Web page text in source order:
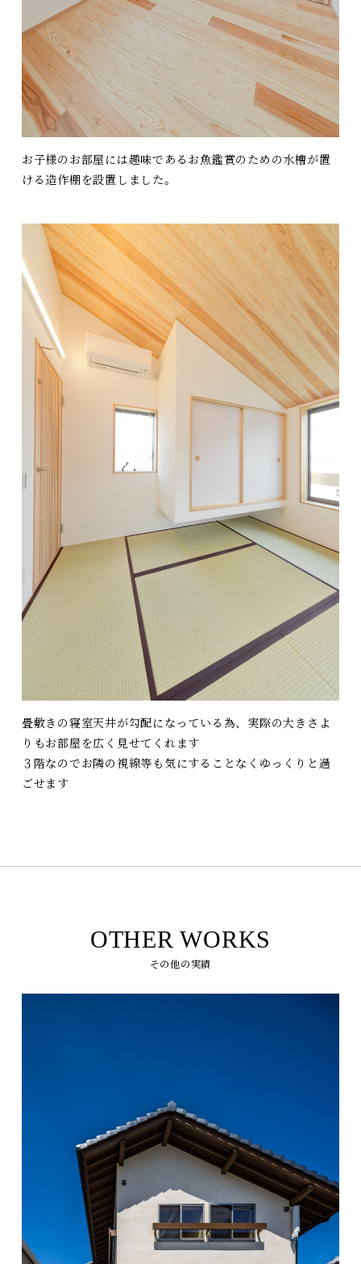
お子様のお部屋には趣味であるお魚鑑賞のための水槽が置
ける造作棚を設置しました。
畳敷きの寝室天井が勾配になっている為、 実際の大きさよ
りもお部屋を広く見せてくれます
３階なのでお隣の視線等も気にすることなく ゆっくりと過
ごせます
OTHER WORKS
その他の実績